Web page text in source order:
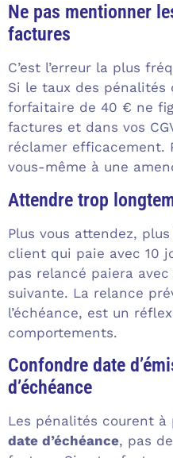
Ne pas mentionner
factures
C’est l’erreur la plus
Si le taux des pénalités
forfaitaire de 40 € ne
factures et dans vos
réclamer efficacement.
vous-même à une
Attendre trop
Plus vous attendez,
client qui paie avec 10
pas relancé paiera
suivante. La relance
l’échéance, est un
comportements.
Confondre date
d’échéance
Les pénalités courent
date d’échéance, pas